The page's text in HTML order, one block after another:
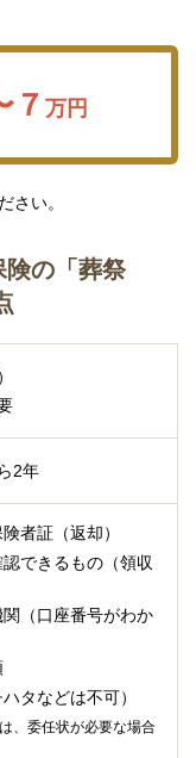
７万円
さい。
の「葬祭
2年
者証（返却）
できるもの（領収
（口座番号がわか
タなどは不可）
、委任状が必要な場合